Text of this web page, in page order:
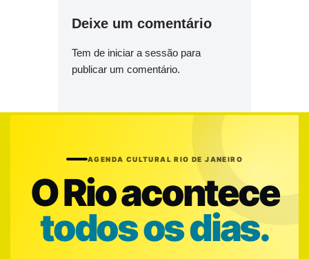
Deixe um comentário
Tem de iniciar a sessão para
publicar um comentário.
AGENDA CULTURAL RIO DE JANEIRO
O Rio acontece
todos os dias.